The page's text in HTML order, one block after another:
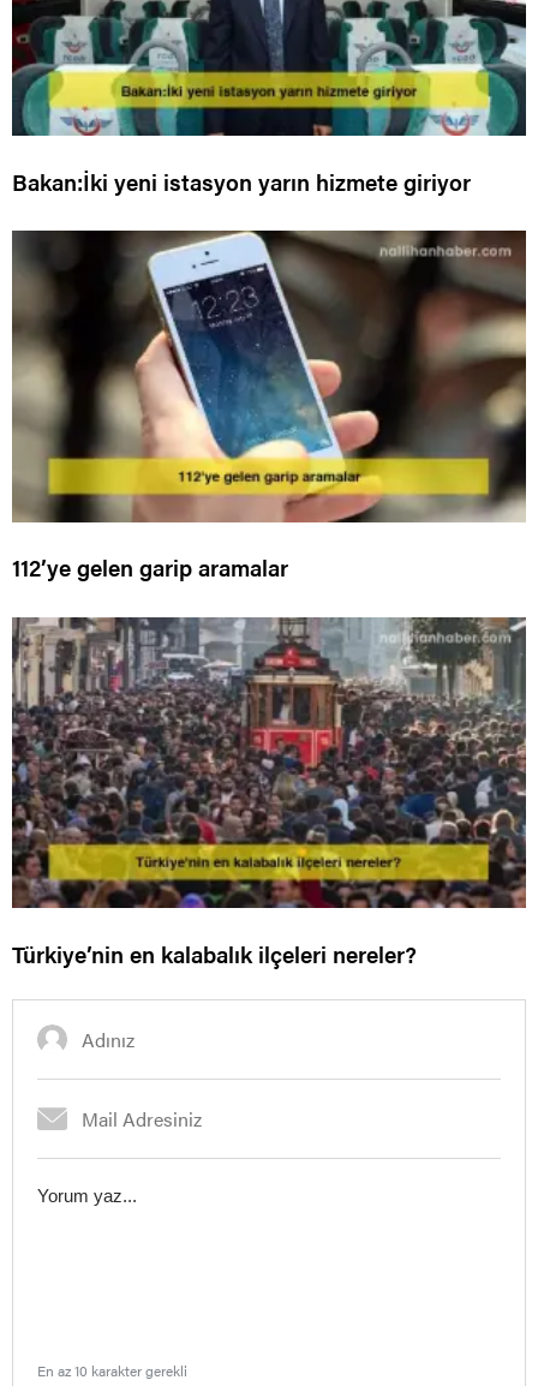
Bakan:İki yeni istasyon yarın hizmete giriyor
112’ye gelen garip aramalar
Türkiye’nin en kalabalık ilçeleri nereler?
En az 10 karakter gerekli